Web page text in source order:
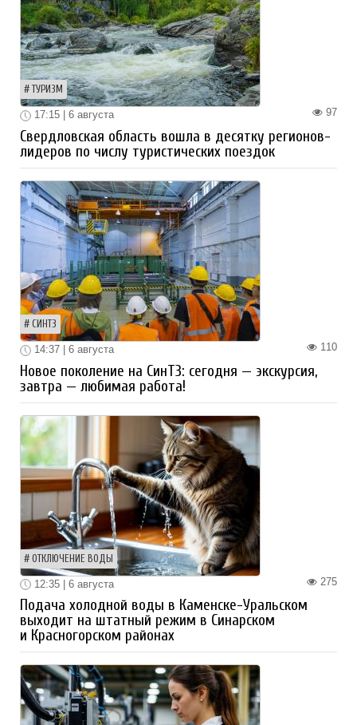
ТУРИЗМ
97
17:15 | 6 августа
Свердловская область вошла в десятку регионов-
лидеров по числу туристических поездок
СИНТЗ
110
14:37 | 6 августа
Новое поколение на СинТЗ: сегодня — экскурсия,
завтра — любимая работа!
ОТКЛЮЧЕНИЕ ВОДЫ
275
12:35 | 6 августа
Подача холодной воды в Каменске-Уральском
выходит на штатный режим в Синарском
и Красногорском районах